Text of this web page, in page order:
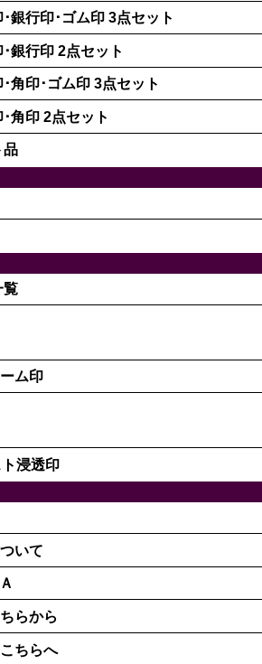
銀行印･ゴム印 3点セット
銀行印 2点セット
角印･ゴム印 3点セット
角印 2点セット
品
覧
ム印
浸透印
いて
らから
ちらへ